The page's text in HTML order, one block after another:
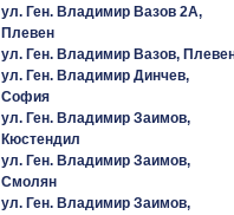
ул. Ген. Владимир Вазов 2A,
Плевен
ул. Ген. Владимир Вазов,
ул. Ген. Владимир Динчев,
София
ул. Ген. Владимир Заимов,
Кюстендил
ул. Ген. Владимир Заимов,
Смолян
ул. Ген. Владимир Заимов,